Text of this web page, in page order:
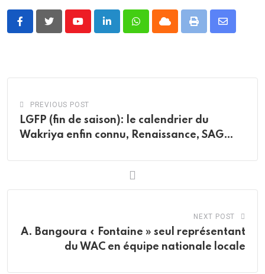
YoutubeLinkedInWhatsappCloud Print
Share
PREVIOUS POST
LGFP (fin de saison): le calendrier du
Wakriya enfin connu, Renaissance, SAG…
NEXT POST
A. Bangoura « Fontaine » seul représentant
du WAC en équipe nationale locale